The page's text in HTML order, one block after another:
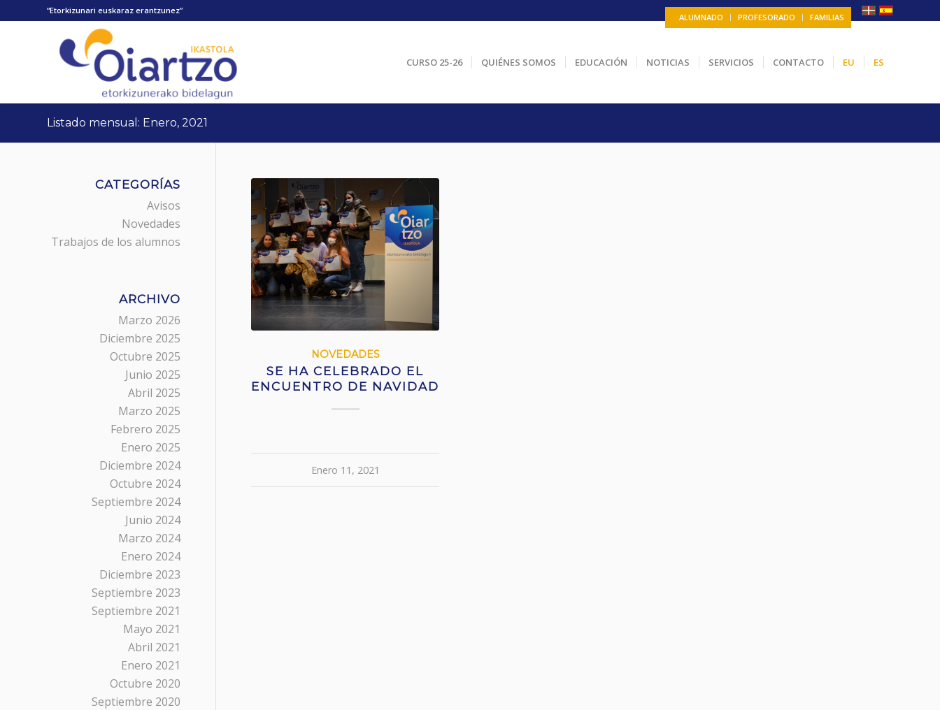
ALUMNADO PROFESORADO FAMILIAS
“Etorkizunari euskaraz erantzunez”
CURSO 25-26 QUIÉNES SOMOS EDUCACIÓN NOTICIAS SERVICIOS CONTACTO EU ES
Listado mensual: Enero, 2021
NOVEDADES
SE HA CELEBRADO EL
ENCUENTRO DE NAVIDAD
Enero 11, 2021
CATEGORÍAS
Avisos
Novedades
Trabajos de los alumnos
ARCHIVO
Marzo 2026
Diciembre 2025
Octubre 2025
Junio 2025
Abril 2025
Marzo 2025
Febrero 2025
Enero 2025
Diciembre 2024
Octubre 2024
Septiembre 2024
Junio 2024
Marzo 2024
Enero 2024
Diciembre 2023
Septiembre 2023
Septiembre 2021
Mayo 2021
Abril 2021
Enero 2021
Octubre 2020
Septiembre 2020